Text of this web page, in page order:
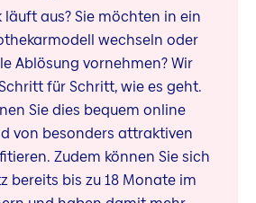
läuft aus? Sie möchten in ein
wechseln oder
Ablösung vornehmen? Wir
für Schritt, wie es geht.
Sie dies bequem online
von besonders attraktiven
Zudem können Sie sich
bereits bis zu 18 Monate im